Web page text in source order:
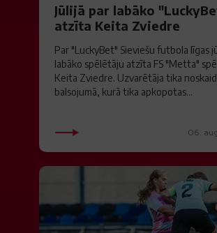
Jūlijā par labāko
atzīta Keita Zviedre
Par "LuckyBet" Sieviešu futbola līgas
labāko spēlētāju atzīta FS "Metta"
Keita Zviedre. Uzvarētāja tika
balsojumā, kurā tika apkopotas...
06.